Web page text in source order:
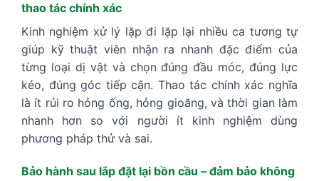
thao tác chính xác
Kinh nghiệm xử lý lặp đi lặp lại nhiều ca tương tự
giúp kỹ thuật viên nhận ra nhanh đặc điểm của
từng loại dị vật và chọn đúng đầu móc, đúng lực
kéo, đúng góc tiếp cận. Thao tác chính xác nghĩa
là ít rủi ro hỏng ống, hỏng gioăng, và thời gian làm
nhanh hơn so với người ít kinh nghiệm dùng
phương pháp thử và sai.
Bảo hành sau lắp đặt lại bồn cầu – đảm bảo không